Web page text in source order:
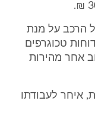
הרכב על מנת
טכוגרפים
אחר מהירות
איחר לעבודתו